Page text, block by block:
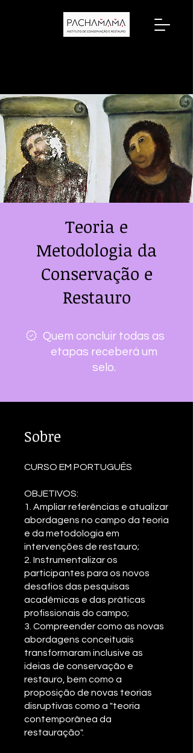
Teoria e
Metodologia da
Conservação e
Restauro
Quem concluir todas as
etapas receberá um
selo.
Sobre
CURSO EM PORTUGUÊS
OBJETIVOS:
1. Ampliar referências e atualizar
abordagens no campo da teoria
e da metodologia em
intervenções de restauro;
2. Instrumentalizar os
participantes para os novos
desafios das pesquisas
acadêmicas e das práticas
profissionais do campo;
3. Compreender como as novas
abordagens conceituais
transformaram inclusive as
ideias de conservação e
restauro, bem como a
proposição de novas teorias
disruptivas como a "teoria
contemporânea da
restauração".